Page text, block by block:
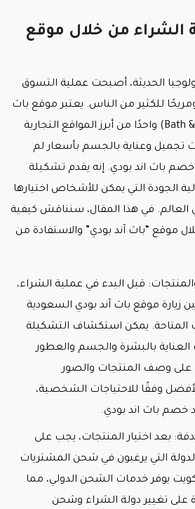
الشراء من خلال موقع
الحديثة، أصبحت عملية التسوق
ومريحًا للكثير من الناس. يعتبر موقع باث
آند بودي اون لاين (Bath & Body) واحدًا من أبرز المواقع التجارية
تجميل وعناية بالجسم بأسعار لم
خصم باث اند بودي. إنه يقدم تشكيلة
الجودة التي يمكن للأشخاص اختيارها
في هذا المقال، سنناقش كيفية
موقع “باث آند بودي” والاستفادة من
قبل البدء في عملية الشراء،
موقع باث آند بودي السعودية
المتاحة. يمكن استكشاف التشكيلة
بالبشرة والجسم والعطور
على وصف المنتجات والصور
الأفضل وفقًا للاحتياجات الشخصية،
خصم باث اند بودي.
بعد اختيار المنتجات، يجب على
التي يرغبون في شحن المشتريات
يوفر خدمات الشحن الدولي، مما
على تغيير دولة الشراء وشحن